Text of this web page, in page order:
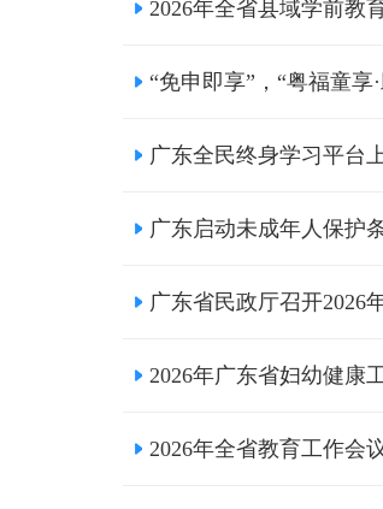
2026年全省县域学前教
“免申即享”，“粤福童
广东全民终身学习平台
广东启动未成年人保护
广东省民政厅召开2026
2026年广东省妇幼健康
2026年全省教育工作会